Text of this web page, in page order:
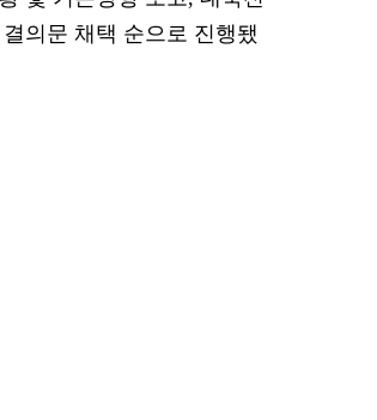
의문 채택 순으로 진행됐